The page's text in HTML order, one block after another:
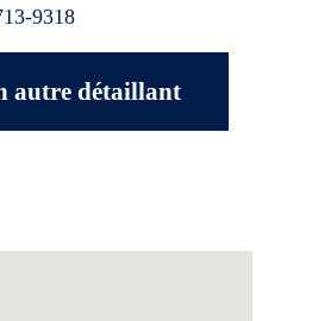
9318
autre détaillant